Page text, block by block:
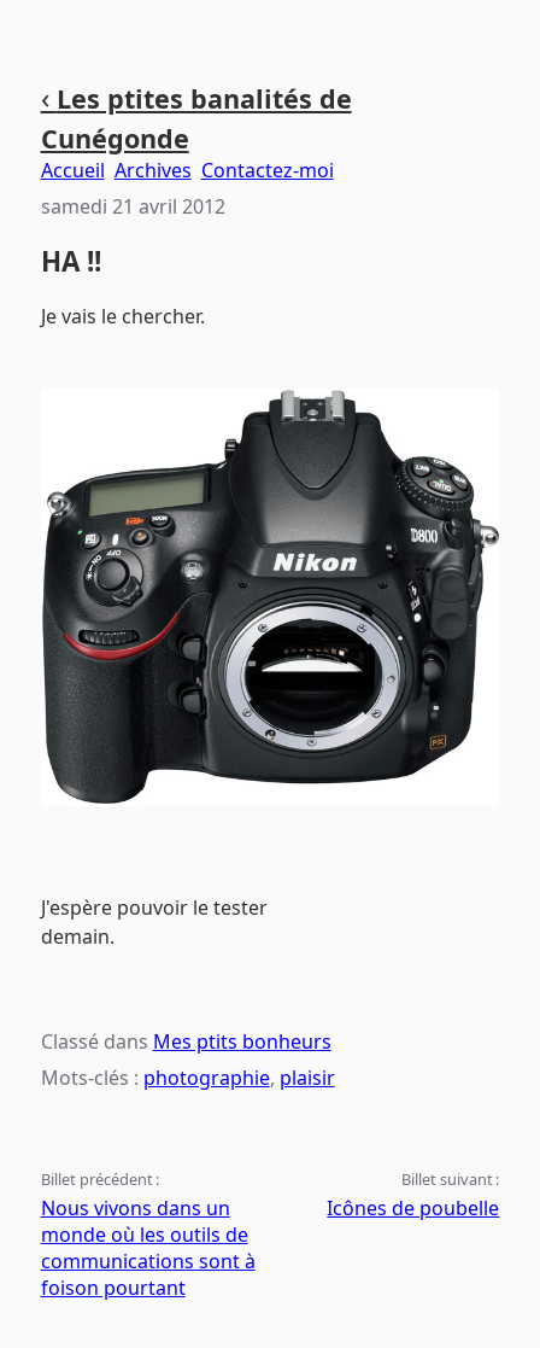
contenu
principal
menu
principal
‹ Les ptites banalités de
Cunégonde
Accueil Archives Contactez-moi
samedi 21 avril 2012
HA !!
Je vais le chercher.
J'espère pouvoir le tester
demain.
Classé dans Mes ptits bonheurs
Mots-clés : photographie, plaisir
Billet précédent :
Nous vivons dans un
monde où les outils de
communications sont à
foison pourtant
Billet suivant :
Icônes de poubelle